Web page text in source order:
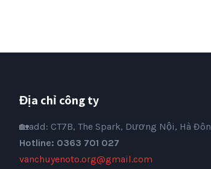
Địa chỉ công ty
🏡add: CT7B, The Spark, Dương Nội, Hà
Hotline: 0363 701 027
vanchuyenoto.org@gmail.com